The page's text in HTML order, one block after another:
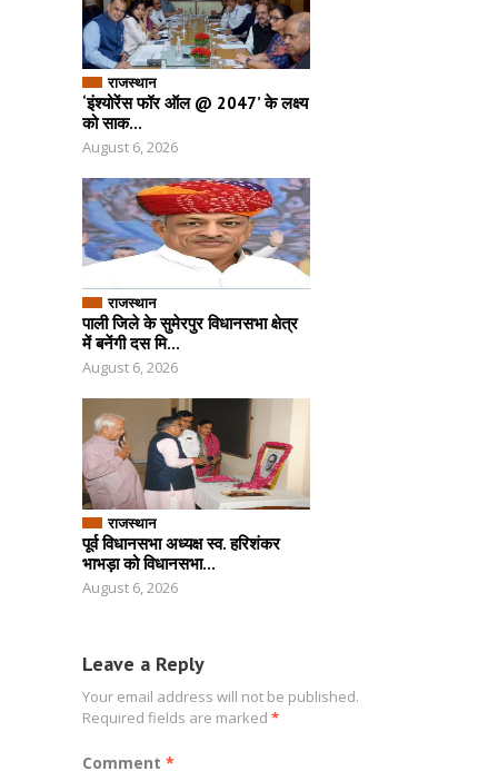
राजस्थान
‘इंश्योरेंस फॉर ऑल @ 2047’ के लक्ष्य
को साक...
August 6, 2026
राजस्थान
पाली जिले के सुमेरपुर विधानसभा क्षेत्र
में बनेंगी दस मि...
August 6, 2026
राजस्थान
पूर्व विधानसभा अध्यक्ष स्व. हरिशंकर
भाभड़ा को विधानसभा...
August 6, 2026
Leave a Reply
Your email address will not be published.
Required fields are marked *
Comment *